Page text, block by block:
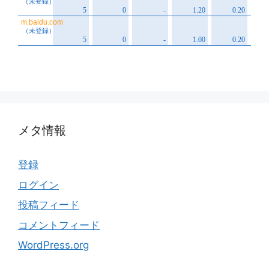
メタ情報
登録
ログイン
投稿フィード
コメントフィード
WordPress.org